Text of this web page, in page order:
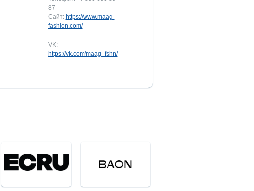
87
Сайт: https://www.maag-
fashion.com/
VK:
https://vk.com/maag_fshn/